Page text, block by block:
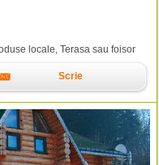
locale, Terasa sau foisor
Scrie